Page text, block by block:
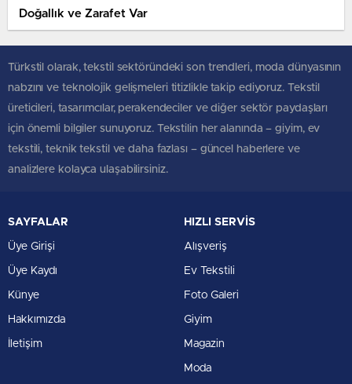
Doğallık ve Zarafet Var
Türkstil olarak, tekstil sektöründeki son trendleri, moda dünyasının
nabzını ve teknolojik gelişmeleri titizlikle takip ediyoruz. Tekstil
üreticileri, tasarımcılar, perakendeciler ve diğer sektör paydaşları
için önemli bilgiler sunuyoruz. Tekstilin her alanında – giyim, ev
tekstili, teknik tekstil ve daha fazlası – güncel haberlere ve
analizlere kolayca ulaşabilirsiniz.
SAYFALAR
Üye Girişi
Üye Kaydı
Künye
Hakkımızda
İletişim
HIZLI SERVİS
Alışveriş
Ev Tekstili
Foto Galeri
Giyim
Magazin
Moda